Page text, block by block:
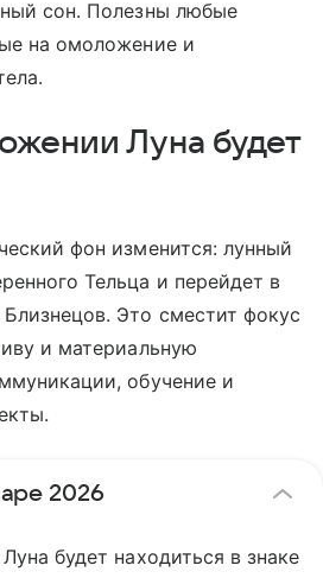
сон. Полезны любые
на омоложение и
Луна будет
фон изменится: лунный
Тельца и перейдет в
Это сместит фокус
и материальную
обучение и
2026
будет находиться в знаке